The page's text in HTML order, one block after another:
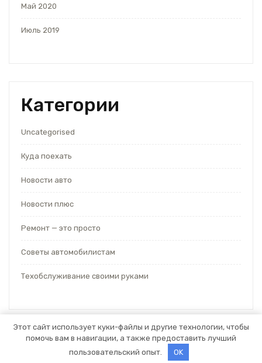
Май 2020
Июль 2019
Категории
Uncategorised
Куда поехать
Новости авто
Новости плюс
Ремонт — это просто
Советы автомобилистам
Техобслуживание своими руками
Тема WordPress для автосервиса от Themespride
Этот сайт использует куки-файлы и другие технологии, чтобы
помочь вам в навигации, а также предоставить лучший
пользовательский опыт.
OK